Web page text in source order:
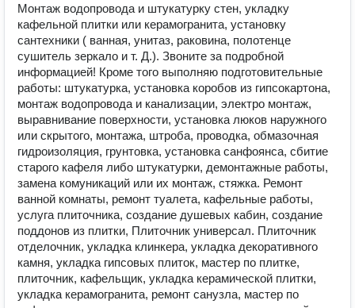
Монтаж водопровода и штукатурку стен, укладку
кафельной плитки или керамогранита, установку
сантехники ( ванная, унитаз, раковина, полотенце
сушитель зеркало и т. Д.). Звоните за подробной
информацией! Кроме того выполняю подготовительные
работы: штукатурка, установка коробов из гипсокартона,
монтаж водопровода и канализации, электро монтаж,
выравнивание поверхности, установка люков наружного
или скрытого, монтажа, штроба, проводка, обмазочная
гидроизоляция, грунтовка, установка санфоянса, сбитие
старого кафеля либо штукатурки, демонтажные работы,
замена комуникаций или их монтаж, стяжка. Ремонт
ванной комнаты, ремонт туалета, кафельные работы,
услуга плиточника, создание душевых кабин, создание
поддонов из плитки, Плиточник универсал. Плиточник
отделочник, укладка клинкера, укладка декоративного
камня, укладка гипсовых плиток, мастер по плитке,
плиточник, кафельщик, укладка керамической плитки,
укладка керамогранита, ремонт санузла, мастер по